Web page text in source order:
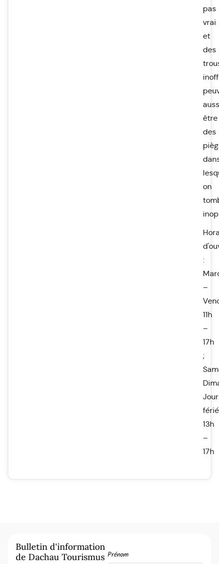
pas
vrai
et
des
être
des
on
:
–
11h
–
17h
;
13h
–
17h
Bulletin d'information
de Dachau Tourismus Prénom